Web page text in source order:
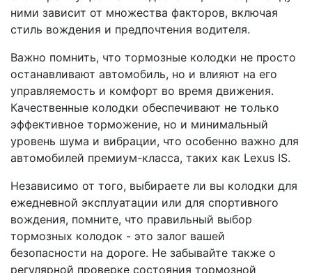
ними зависит от множества факторов, включая
стиль вождения и предпочтения водителя.
Важно помнить, что тормозные колодки не просто
останавливают автомобиль, но и влияют на его
управляемость и комфорт во время движения.
Качественные колодки обеспечивают не только
эффективное торможение, но и минимальный
уровень шума и вибрации, что особенно важно для
автомобилей премиум-класса, таких как Lexus IS.
Независимо от того, выбираете ли вы колодки для
ежедневной эксплуатации или для спортивного
вождения, помните, что правильный выбор
тормозных колодок - это залог вашей
безопасности на дороге. Не забывайте также о
регулярной проверке состояния тормозной